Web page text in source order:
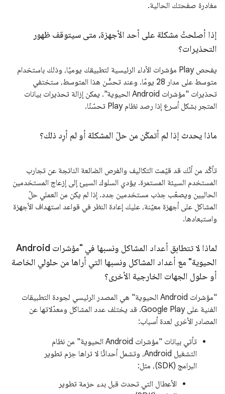
مغادرة صفحتك الحالية.
إذا أصلحتُ مشكلة على أحد الأجهزة، متى سيتوقف ظهور
التحذيرات؟
يفحص Play مؤشرات الأداء الرئيسية لتطبيقك يوميًا، وذلك باستخدام
متوسط على مدار 28 يومًا. وعند تحسُّن هذا المتوسط، ستختفي
تحذيرات "مؤشرات Android الحيوية". يمكن إزالة تحذيرات بيانات
المتجر بشكل أسرع إذا رصد نظام Play تحسّنًا.
ماذا يحدث إذا لم أتمكّن من حلّ المشكلة أو لم أرِد ذلك؟
تأكَّد من أنّك قد قيّمت التكاليف والفرص الضائعة الناتجة عن تجارب
المستخدم السيئة المستمرة. يؤدي السلوك السيئ إلى إزعاج المستخدمين
الحاليين ويصعّب جذب مستخدمين جدد. إذا لم يكن من العملي حلّ
المشاكل على أجهزة معيّنة، عليك إعادة النظر في قواعد استهداف الأجهزة
واستبعادها.
لماذا لا تتطابق أعداد المشاكل ونسبها في "مؤشرات Android
الحيوية" مع أعداد المشاكل ونسبها التي أراها من حلولي الخاصة
أو حلول الجهات الخارجية الأخرى؟
"مؤشرات Android الحيوية" هي المصدر الرئيسي لجودة التطبيقات
الفنية على Google Play. قد يختلف عدد المشاكل ومعدّلاتها عن
المصادر الأخرى لعدة أسباب:
تأتي بيانات "مؤشرات Android الحيوية" من نظام
التشغيل Android، وتشمل أحداثًا لا تراها حِزم تطوير
البرامج (SDK)، مثل:
الأعطال التي تحدث قبل بدء حزمة تطوير